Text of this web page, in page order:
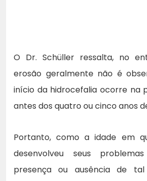
O Dr. Schüller ressalta, no
erosão geralmente não é
início da hidrocefalia ocorre na
antes dos quatro ou cinco anos
Portanto, como a idade em
desenvolveu seus
presença ou ausência de